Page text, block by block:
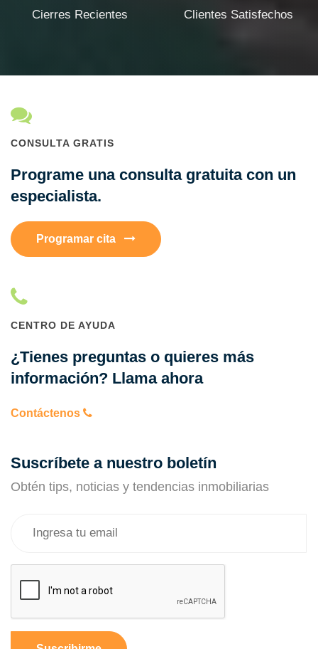
Cierres Recientes Clientes Satisfechos
CONSULTA GRATIS
Programe una consulta gratuita con un
especialista.
Programar cita
CENTRO DE AYUDA
¿Tienes preguntas o quieres más
información? Llama ahora
Contáctenos
Suscríbete a nuestro boletín
Obtén tips, noticias y tendencias inmobiliarias